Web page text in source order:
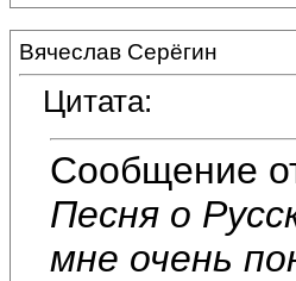
Вячеслав Серёгин
Цитата:
Сообщение
Песня о
мне очень